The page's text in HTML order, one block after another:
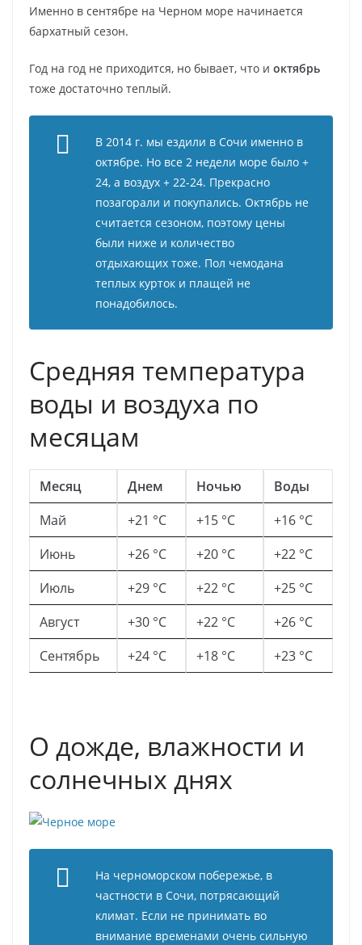
Именно в сентябре на Черном море начинается
бархатный сезон.
Год на год не приходится, но бывает, что и октябрь
тоже достаточно теплый.
В 2014 г. мы ездили в Сочи именно в
октябре. Но все 2 недели море было +
24, а воздух + 22-24. Прекрасно
позагорали и покупались. Октябрь не
считается сезоном, поэтому цены
были ниже и количество
отдыхающих тоже. Пол чемодана
теплых курток и плащей не
понадобилось.
Средняя температура
воды и воздуха по
месяцам
Месяц Днем Ночью
Воды
Май
+21 °C +15 °C
+16 °C
Июнь
+26 °C +20 °C
+22 °C
Июль
+29 °C +22 °C
+25 °C
Август
+30 °C +22 °C
+26 °C
Сентябрь
+24 °C +18 °C +23 °C
О дожде, влажности и
солнечных днях
На черноморском побережье, в
частности в Сочи, потрясающий
климат. Если не принимать во
внимание временами очень сильную